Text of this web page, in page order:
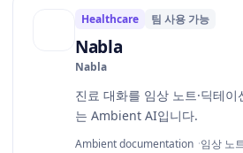
Healthcare 팀 사용 가능
Nabla
Nabla
진료 대화를 임상 노트·딕테
는 Ambient AI입니다.
Ambient documentation 임상 노